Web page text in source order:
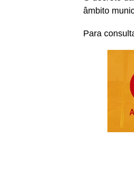
âmbito
Para